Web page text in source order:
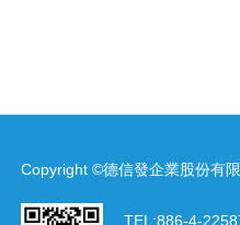
Copyright ©德信發企業股份有
TEL:886-4-